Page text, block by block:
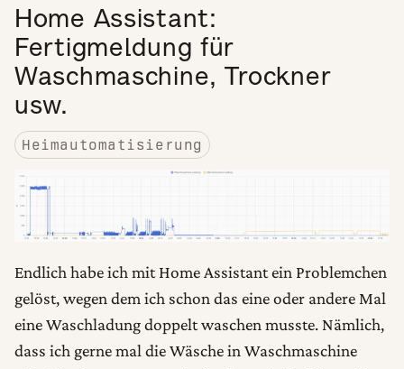
Home Assistant:
Fertigmeldung für
Waschmaschine, Trockner
usw.
Heimautomatisierung
Endlich habe ich mit Home Assistant ein Problemchen
gelöst, wegen dem ich schon das eine oder andere Mal
eine Waschladung doppelt waschen musste. Nämlich,
dass ich gerne mal die Wäsche in Waschmaschine